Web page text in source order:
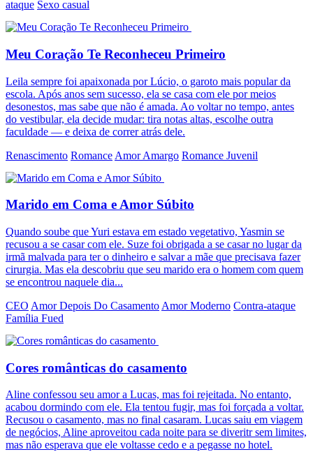
ataque Sexo casual
Meu Coração Te Reconheceu Primeiro
Leila sempre foi apaixonada por Lúcio, o garoto mais popular da
escola. Após anos sem sucesso, ela se casa com ele por meios
desonestos, mas sabe que não é amada. Ao voltar no tempo, antes
do vestibular, ela decide mudar: tira notas altas, escolhe outra
faculdade — e deixa de correr atrás dele.
Renascimento Romance Amor Amargo Romance Juvenil
Marido em Coma e Amor Súbito
Quando soube que Yuri estava em estado vegetativo, Yasmin se
recusou a se casar com ele. Suze foi obrigada a se casar no lugar da
irmã malvada para ter o dinheiro e salvar a mãe que precisava fazer
cirurgia. Mas ela descobriu que seu marido era o homem com quem
se encontrou naquele dia...
CEO Amor Depois Do Casamento Amor Moderno Contra-ataque
Família Fued
Cores românticas do casamento
Aline confessou seu amor a Lucas, mas foi rejeitada. No entanto,
acabou dormindo com ele. Ela tentou fugir, mas foi forçada a voltar.
Recusou o casamento, mas no final casaram. Lucas saiu em viagem
de negócios, Aline aproveitou cada noite para se diveritr sem limites,
mas não esperava que ele voltasse cedo e a pegasse no hotel.